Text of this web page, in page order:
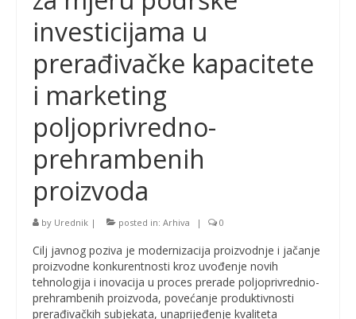
investicijama u
prerađivačke kapacitete
i marketing
poljoprivredno-
prehrambenih
proizvoda
by Urednik | posted in: Arhiva | 0
Cilj javnog poziva je modernizacija proizvodnje i jačanje
proizvodne konkurentnosti kroz uvođenje novih
tehnologija i inovacija u proces prerade poljoprivrednio-
prehrambenih proizvoda, povećanje produktivnosti
prerađivačkih subjekata, unaprijeđenje kvaliteta